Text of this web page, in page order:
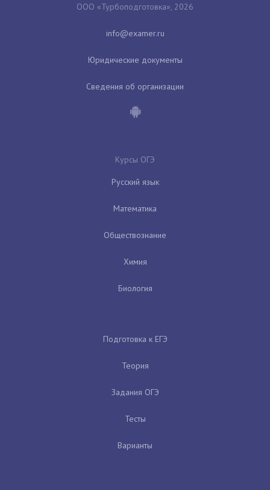
ООО «Турбоподготовка», 2026
Юридические документы
Сведения об организации
Курсы ОГЭ
Русский язык
Математика
Обществознание
Химия
Биология
Подготовка к ЕГЭ
Теория
Задания ОГЭ
Тесты
Варианты